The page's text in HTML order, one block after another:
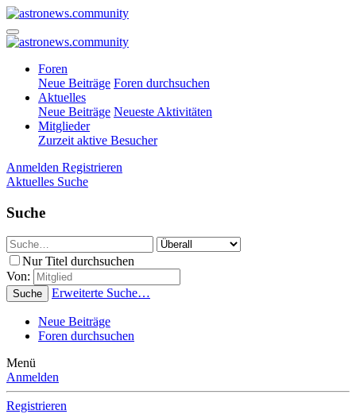
Foren
Neue Beiträge Foren durchsuchen
Aktuelles
Neue Beiträge Neueste Aktivitäten
Mitglieder
Zurzeit aktive Besucher
Anmelden Registrieren
Aktuelles Suche
Suche
Nur Titel durchsuchen
Von:
Suche Erweiterte Suche…
Neue Beiträge
Foren durchsuchen
Menü
Anmelden
Registrieren